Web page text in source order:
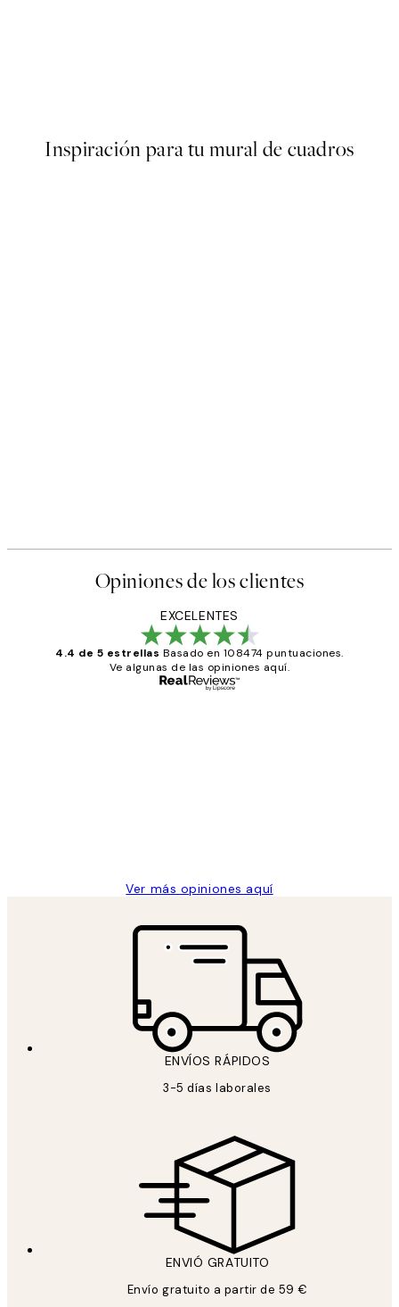
Inspiración para tu mural de cuadros
Opiniones de los clientes
EXCELENTES
4.4 de 5 estrellas Basado en 108474 puntuaciones.
Ve algunas de las opiniones aquí.
Ver más opiniones aquí
ENVÍOS RÁPIDOS
3-5 días laborales
ENVIÓ GRATUITO
Envío gratuito a partir de 59 €